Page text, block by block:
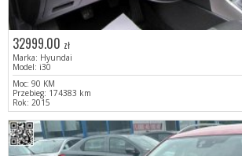
32999.00 zł
Marka: Hyundai
Model: i30
Moc: 90 KM
Przebieg: 174383 km
Rok: 2015